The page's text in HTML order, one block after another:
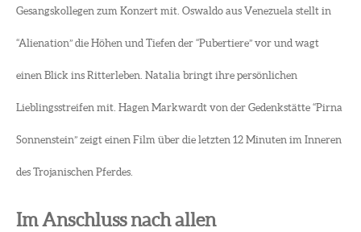
Gesangskollegen zum Konzert mit. Oswaldo aus Venezuela stellt in
“Alienation” die Höhen und Tiefen der “Pubertiere” vor und wagt
einen Blick ins Ritterleben. Natalia bringt ihre persönlichen
Lieblingsstreifen mit. Hagen Markwardt von der Gedenkstätte “Pirna
Sonnenstein” zeigt einen Film über die letzten 12 Minuten im Inneren
des Trojanischen Pferdes.
Im Anschluss nach allen